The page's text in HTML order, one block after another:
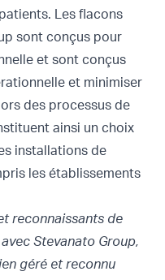
Les flacons
sont conçus pour
et sont conçus
et minimiser
des processus de
ainsi un choix
installations de
les établissements
reconnaissants de
Stevanato Group,
géré et reconnu